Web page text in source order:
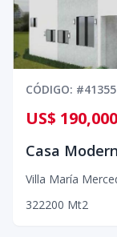
CÓDIGO: #
US$ 190,000
Villa María
322200 Mt2